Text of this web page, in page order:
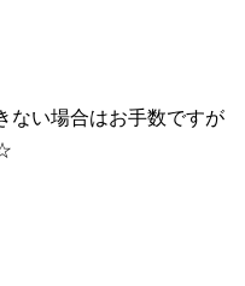
ない場合はお手数ですが